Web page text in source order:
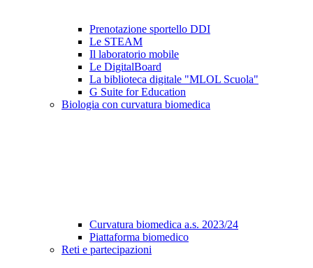
Prenotazione sportello DDI
Le STEAM
Il laboratorio mobile
Le DigitalBoard
La biblioteca digitale "MLOL Scuola"
G Suite for Education
Biologia con curvatura biomedica
Curvatura biomedica a.s. 2023/24
Piattaforma biomedico
Reti e partecipazioni